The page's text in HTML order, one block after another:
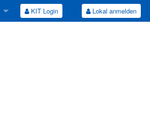
KIT Login Lokal anmelden